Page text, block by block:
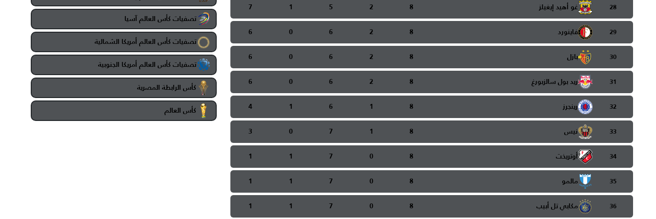
28 غو أهيد إيغيلز 8
2
5
1
7
29 فاينورد 8
2
6
0
6
30 بازل 8
2
6
0
6
31 ريد بول سالزبورغ 8
2
6
0
6
32 رينجرز 8
1
6
1
4
33 نيس 8
1
7
0
3
34 أوتريخت 8
0
7
1
1
35 مالمو 8
0
7
1
1
36 مكابي تل أبيب 8
0
7
1
1
تصفيات كأس العالم آسيا
تصفيات كأس العالم أمريكا الشمالية
تصفيات كأس العالم أمريكا الجنوبية
كأس الرابطة المصرية
كأس العالم